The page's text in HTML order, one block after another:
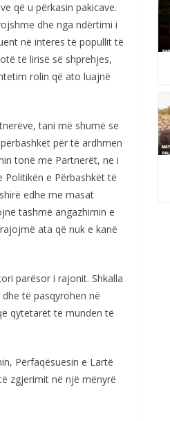
që u përkasin pakicave.
dhe nga ndërtimi i
në interes të popullit të
të lirisë së shprehjes,
rolin që ato luajnë
tani më shumë se
për të ardhmen
tonë me Partnerët, ne i
e Përbashkët të
edhe me masat
tashmë angazhimin e
ata që nuk e kanë
parësor i rajonit. Shkalla
të pasqyrohen në
qytetarët të munden të
Përfaqësuesin e Lartë
zgjerimit në një mënyrë